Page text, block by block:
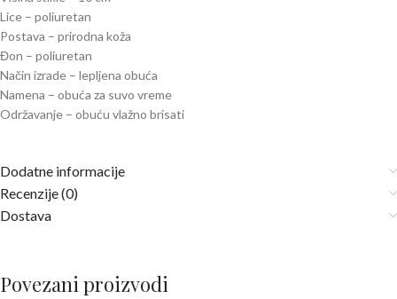
Lice – poliuretan
Postava – prirodna koža
Đon – poliuretan
Način izrade – lepljena obuća
Namena – obuća za suvo vreme
Održavanje – obuću vlažno brisati
Dodatne informacije
Recenzije (0)
Dostava
Povezani proizvodi